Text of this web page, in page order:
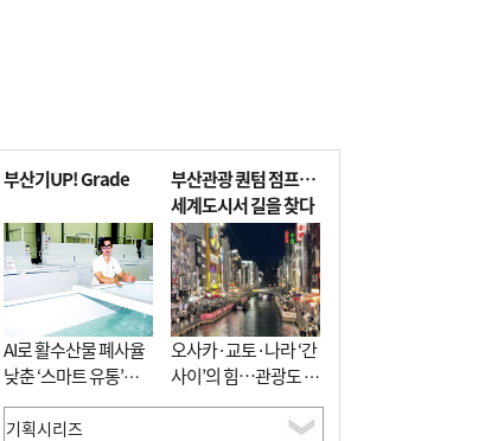
부산기UP! Grade
AI로 활수산물 폐사율
낮춘 ‘스마트 유통’…
사막·산악지대 수출
도전
부산관광 퀀텀 점프…
세계도시서 길을 찾다
오사카·교토·나라 ‘간
사이’의 힘…관광도 뭉
쳐야 흥한다